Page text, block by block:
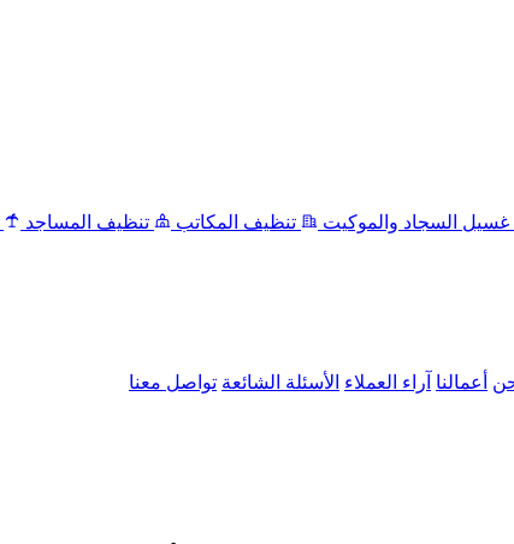
غسيل السجاد والموكيت تنظيف المكاتب تنظيف المساجد
أعمالنا آراء العملاء الأسئلة الشائعة تواصل معنا